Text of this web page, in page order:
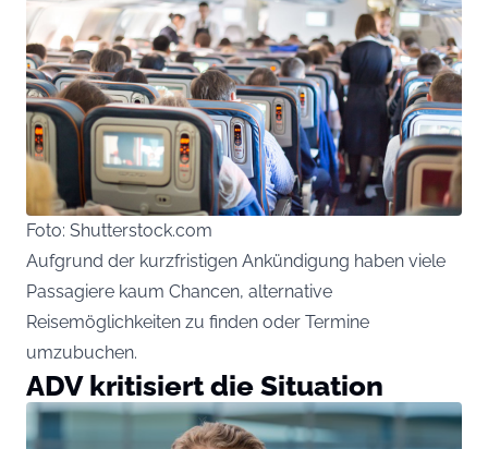
Foto: Shutterstock.com
Aufgrund der kurzfristigen Ankündigung haben viele
Passagiere kaum Chancen, alternative
Reisemöglichkeiten zu finden oder Termine
umzubuchen.
ADV kritisiert die Situation